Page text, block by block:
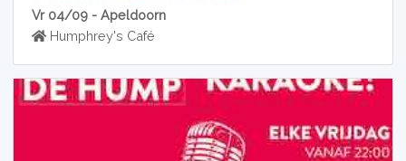
Vr 04/09 -Apeldoorn
Humphrey's Café